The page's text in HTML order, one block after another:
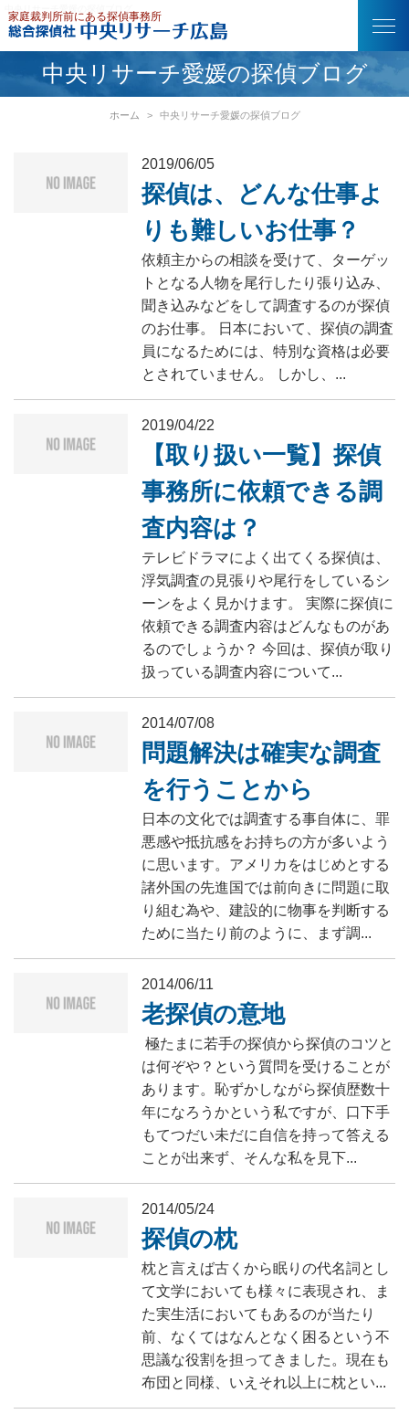
中央リサーチ愛媛の探偵ブログ
ホーム 中央リサーチ愛媛の探偵ブログ
2019/06/05
探偵は、どんな仕事よ
りも難しいお仕事？
依頼主からの相談を受けて、ターゲッ
トとなる人物を尾行したり張り込み、
聞き込みなどをして調査するのが探偵
のお仕事。 日本において、探偵の調査
員になるためには、特別な資格は必要
とされていません。 しかし、...
2019/04/22
【取り扱い一覧】探偵
事務所に依頼できる調
査内容は？
テレビドラマによく出てくる探偵は、
浮気調査の見張りや尾行をしているシ
ーンをよく見かけます。 実際に探偵に
依頼できる調査内容はどんなものがあ
るのでしょうか？ 今回は、探偵が取り
扱っている調査内容について...
2014/07/08
問題解決は確実な調査
を行うことから
日本の文化では調査する事自体に、罪
悪感や抵抗感をお持ちの方が多いよう
に思います。アメリカをはじめとする
諸外国の先進国では前向きに問題に取
り組む為や、建設的に物事を判断する
ために当たり前のように、まず調...
2014/06/11
老探偵の意地
極たまに若手の探偵から探偵のコツと
は何ぞや？という質問を受けることが
あります。恥ずかしながら探偵歴数十
年になろうかという私ですが、口下手
もてつだい未だに自信を持って答える
ことが出来ず、そんな私を見下...
2014/05/24
探偵の枕
枕と言えば古くから眠りの代名詞とし
て文学においても様々に表現され、ま
た実生活においてもあるのが当たり
前、なくてはなんとなく困るという不
思議な役割を担ってきました。現在も
布団と同様、いえそれ以上に枕とい...